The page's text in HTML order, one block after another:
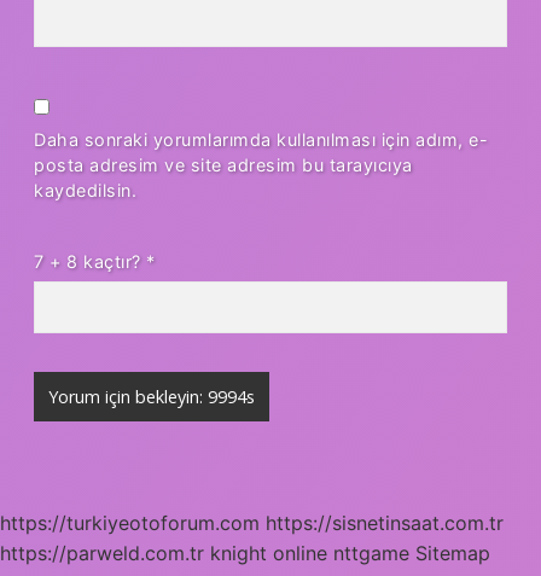
Daha sonraki yorumlarımda kullanılması için adım, e-
posta adresim ve site adresim bu tarayıcıya
kaydedilsin.
7 + 8 kaçtır? *
https://turkiyeotoforum.com https://sisnetinsaat.com.tr
https://parweld.com.tr knight online nttgame Sitemap